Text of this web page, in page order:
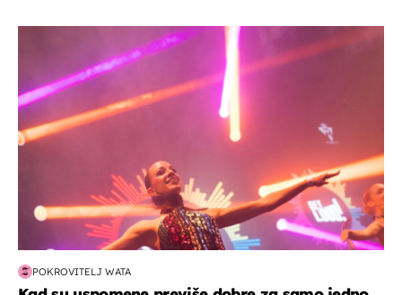
POKROVITELJ WATA